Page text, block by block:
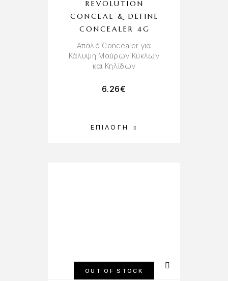
ΕΠΙΛΟΓΉ
REVOLUTION
CONCEAL & DEFINE
CONCEALER 4G
Απαλό Concealer για
Κάλυψη Μαύρων Κύκλων
και Κηλίδων
6.26€
OUT OF STOCK